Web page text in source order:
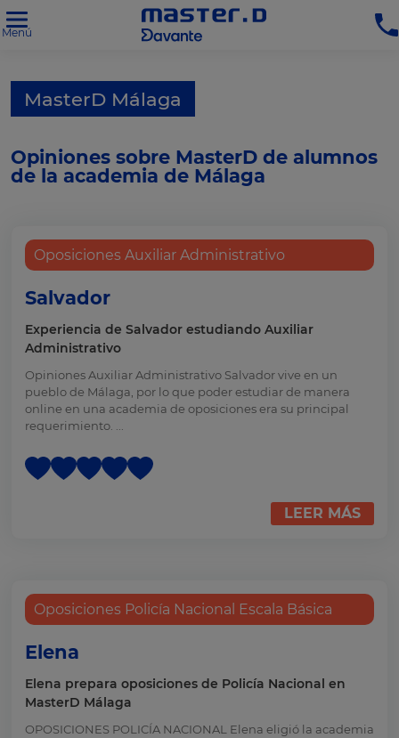
Menú
MasterD Málaga
Opiniones sobre MasterD de alumnos
de la academia de Málaga
Oposiciones Auxiliar Administrativo
Salvador
Experiencia de Salvador estudiando Auxiliar
Administrativo
Opiniones Auxiliar Administrativo Salvador vive en un
pueblo de Málaga, por lo que poder estudiar de manera
online en una academia de oposiciones era su principal
requerimiento. ...
LEER MÁS
Oposiciones Policía Nacional Escala Básica
Elena
Elena prepara oposiciones de Policía Nacional en
MasterD Málaga
OPOSICIONES POLICÍA NACIONAL Elena eligió la academia